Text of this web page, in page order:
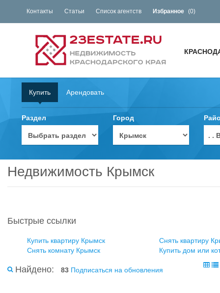
Контакты Статьи Список агентств Избранное (0)
Купить Арендовать
Раздел Город
. .
Недвижимость Крымск
Быстрые ссылки
Купить квартиру Крымск
Снять квартиру
Снять комнату Крымск
Купить дом или
Найдено: 83 Подписаться на обновления